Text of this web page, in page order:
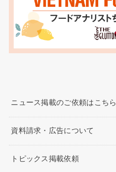
ニュース掲載のご依頼はこちら
資料請求・広告について
トピックス掲載依頼